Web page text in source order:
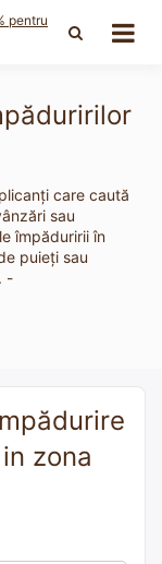
pentru
care caută
sau
împăduririi în
puieți sau
-
zona